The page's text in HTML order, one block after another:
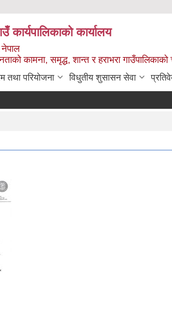
कार्यपालिकाको कार्यालय
कामना, समृद्ध, शान्त र हराभरा गाउँपालिकाको
तथा परियोजना विधुतीय शुसासन सेवा